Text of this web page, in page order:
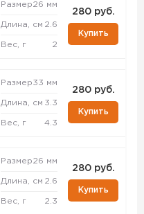
Размер26 мм
Длина, см 2.6
Вес, г 2
280 руб.
Купить
Размер33 мм
Длина, см 3.3
Вес, г 4.3
280 руб.
Купить
Размер26 мм
Длина, см 2.6
Вес, г 2.3
280 руб.
Купить